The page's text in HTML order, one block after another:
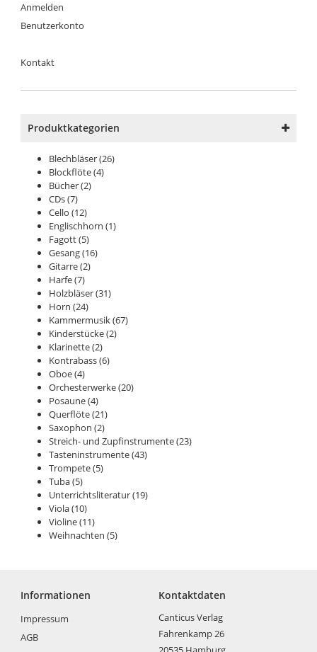
Anmelden
Benutzerkonto
Kontakt
Produktkategorien
Blechbläser(26)
Blockflöte(4)
Bücher(2)
CDs(7)
Cello (12)
Englischhorn (1)
Fagott(5)
Gesang(16)
Gitarre(2)
Harfe(7)
Holzbläser(31)
Horn (24)
Kammermusik(67)
Kinderstücke(2)
Klarinette(2)
Kontrabass(6)
Oboe(4)
Orchesterwerke(20)
Posaune(4)
Querflöte(21)
Saxophon (2)
Streich- und Zupfinstrumente(23)
Tasteninstrumente(43)
Trompete(5)
Tuba(5)
Unterrichtsliteratur(19)
Viola(10)
Violine(11)
Weihnachten (5)
Informationen
Impressum
AGB
Kontaktdaten
Canticus Verlag
Fahrenkamp 26